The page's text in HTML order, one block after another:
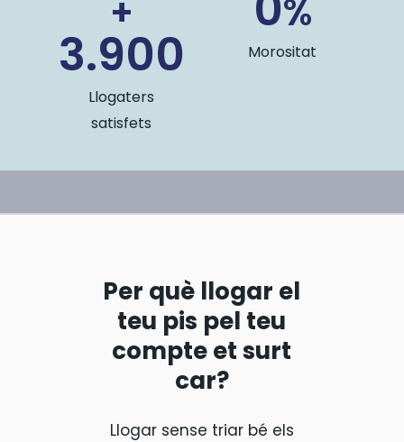
+
3.900
Llogaters
satisfets
%
Morositat
Per què llogar el
teu pis pel teu
compte et surt
car?
Llogar sense triar bé els